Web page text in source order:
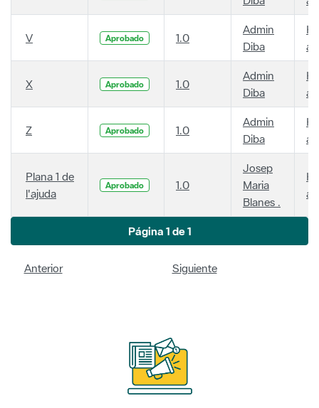
V Aprobado 1.0
Admin
Diba
X Aprobado 1.0
Admin
Diba
Z Aprobado 1.0
Admin
Diba
Plana 1 de
l'ajuda
Aprobado 1.0
Josep
Maria
Blanes .
Página 1 de 1
Anterior Siguiente